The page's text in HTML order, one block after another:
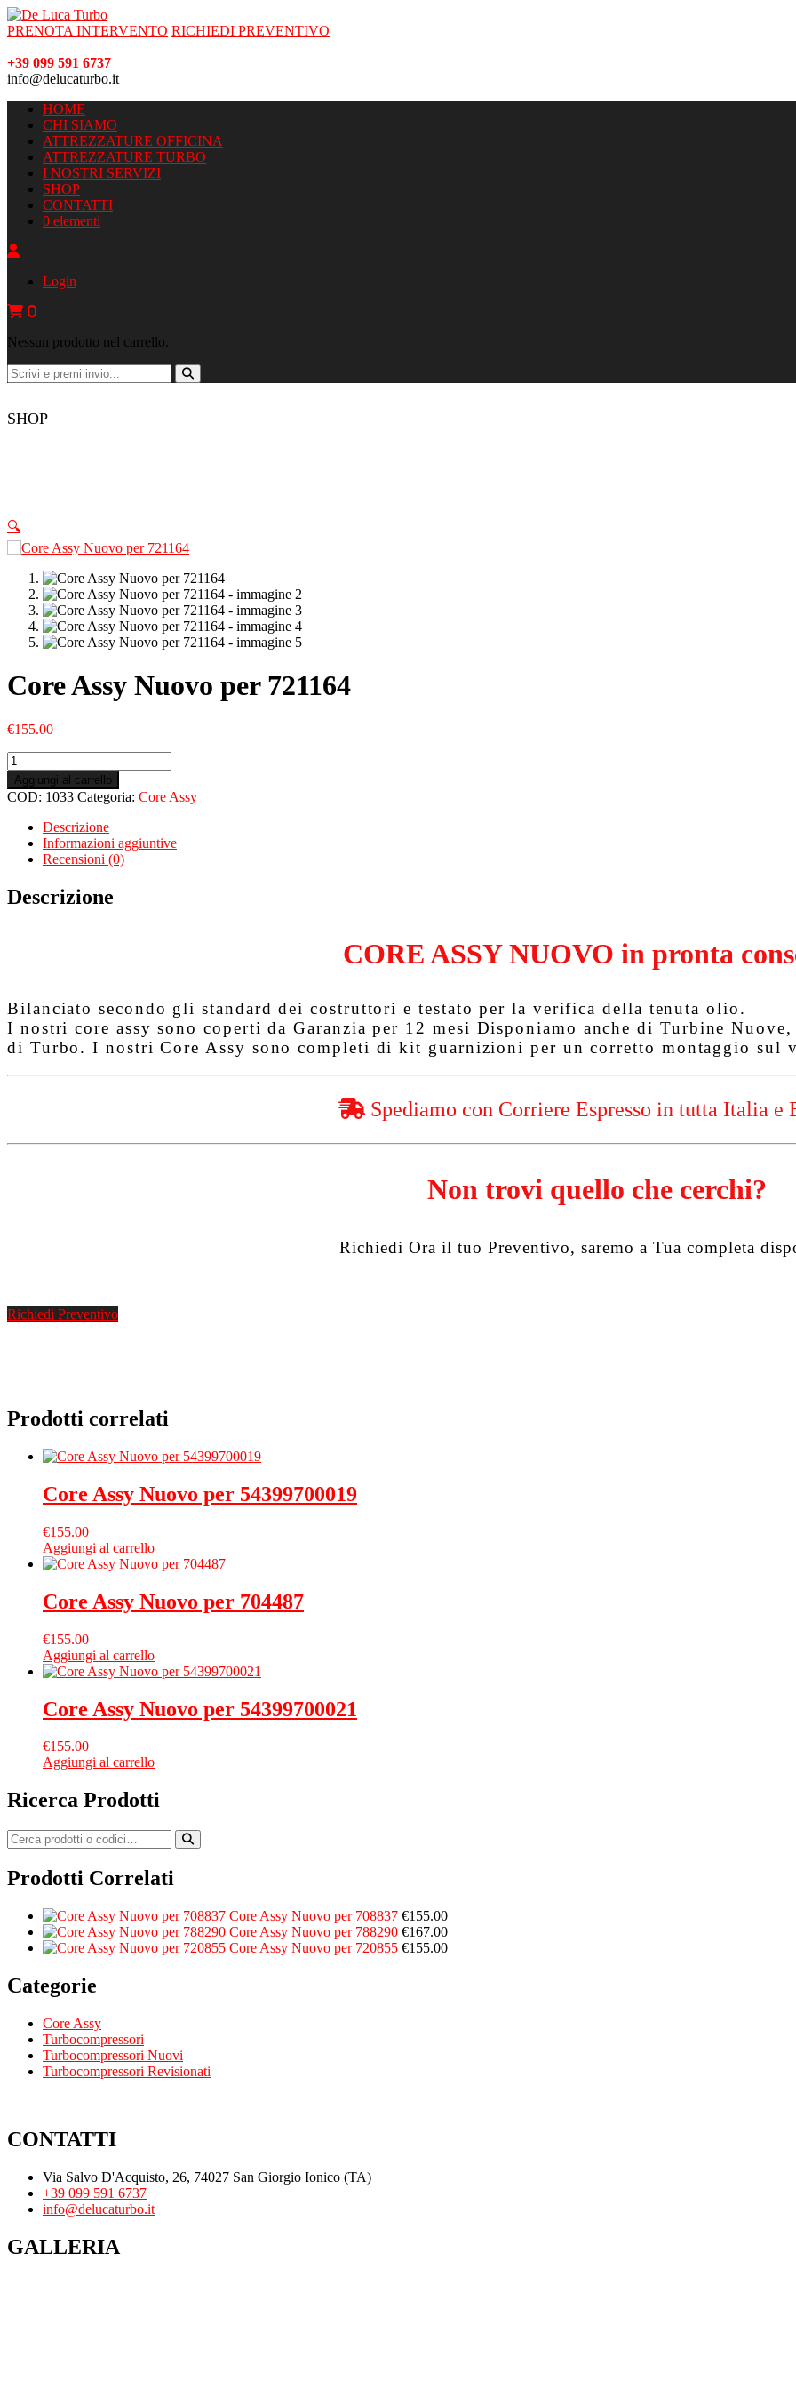
PRENOTA INTERVENTO RICHIEDI PREVENTIVO
+39 099 591 6737
info@delucaturbo.it
HOME
CHI SIAMO
ATTREZZATURE OFFICINA
ATTREZZATURE TURBO
I NOSTRI SERVIZI
SHOP
CONTATTI
0 elementi
Login
0
Nessun prodotto nel carrello.
SHOP
🔍
Core Assy Nuovo per 721164
€155.00
Core
Assy
Nuovo
per
721164
quantità
Aggiungi al carrello
COD: 1033 Categoria: Core Assy
Descrizione
Informazioni aggiuntive
Recensioni (0)
Descrizione
CORE ASSY NUOVO in pronta
Bilanciato secondo gli standard dei costruttori e testato per la verifica della tenuta olio.
I nostri core assy sono coperti daGaranzia per 12 mesi Disponiamo anche di Turbine
di Turbo. I nostri Core Assy sono completi di kit guarnizioni per un corretto montaggio sul
Spediamo con Corriere Espresso in tutta Italia e
Non trovi quello che cerchi?
Richiedi Ora il tuo Preventivo, saremo a Tua completa
Richiedi Preventivo
Prodotti correlati
Core Assy Nuovo per 54399700019
€155.00
Aggiungi al carrello
Core Assy Nuovo per 704487
€155.00
Aggiungi al carrello
Core Assy Nuovo per 54399700021
€155.00
Aggiungi al carrello
Ricerca Prodotti
Prodotti Correlati
Core Assy Nuovo per 708837 €155.00
Core Assy Nuovo per 788290 €167.00
Core Assy Nuovo per 720855 €155.00
Categorie
Core Assy
Turbocompressori
Turbocompressori Nuovi
Turbocompressori Revisionati
CONTATTI
Via Salvo D'Acquisto, 26, 74027 San Giorgio Ionico (TA)
+39 099 591 6737
info@delucaturbo.it
GALLERIA